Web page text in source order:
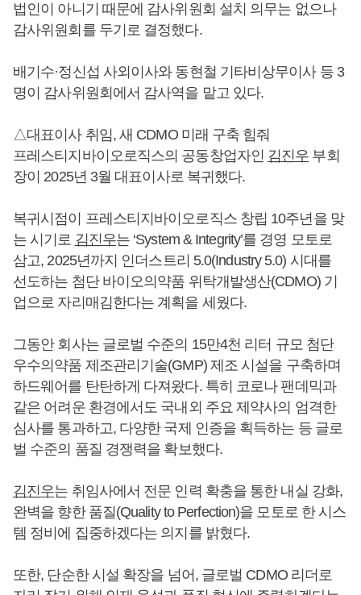
법인이 아니기 때문에 감사위원회 설치 의무는 없으나
감사위원회를 두기로 결정했다.
배기수·정신섭 사외이사와 동현철 기타비상무이사 등 3
명이 감사위원회에서 감사역을 맡고 있다.
△대표이사 취임, 새 CDMO 미래 구축 힘줘
프레스티지바이오로직스의 공동창업자인 김진우 부회
장이 2025년 3월 대표이사로 복귀했다.
복귀시점이 프레스티지바이오로직스 창립 10주년을 맞
는 시기로 김진우는 ‘System & Integrity’를 경영 모토로
삼고, 2025년까지 인더스트리 5.0(Industry 5.0) 시대를
선도하는 첨단 바이오의약품 위탁개발생산(CDMO) 기
업으로 자리매김한다는 계획을 세웠다.
그동안 회사는 글로벌 수준의 15만4천 리터 규모 첨단
우수의약품 제조관리기술(GMP) 제조 시설을 구축하며
하드웨어를 탄탄하게 다져왔다. 특히 코로나 팬데믹과
같은 어려운 환경에서도 국내외 주요 제약사의 엄격한
심사를 통과하고, 다양한 국제 인증을 획득하는 등 글로
벌 수준의 품질 경쟁력을 확보했다.
김진우는 취임사에서 전문 인력 확충을 통한 내실 강화,
완벽을 향한 품질(Quality to Perfection)을 모토로 한 시스
템 정비에 집중하겠다는 의지를 밝혔다.
또한, 단순한 시설 확장을 넘어, 글로벌 CDMO 리더로